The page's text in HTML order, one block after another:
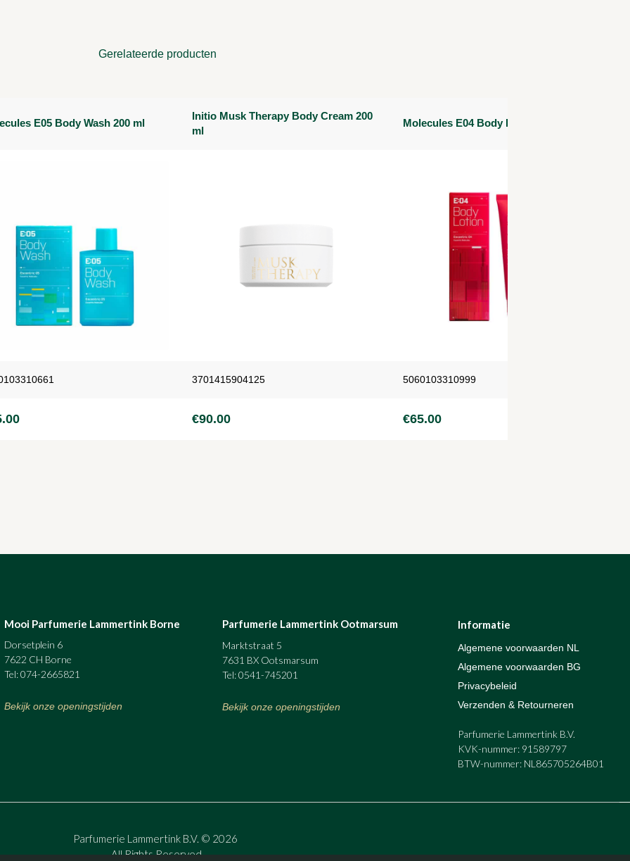
Gerelateerde producten
E05 Body Wash 200 ml
Initio Musk Therapy Body Cream 200
ml
Molecules E04 Body Lotion 200 ml
3701415904125 5060103310999
€90.00 €65.00
Mooi Parfumerie Lammertink Borne
Dorsetplein 6
7622 CH Borne
Tel: 074-2665821
Bekijk onze openingstijden
Parfumerie Lammertink Ootmarsum
Marktstraat 5
7631 BX Ootsmarsum
Tel: 0541-745201
Bekijk onze openingstijden
Informatie
Algemene voorwaarden NL
Algemene voorwaarden BG
Privacybeleid
Verzenden & Retourneren
Parfumerie Lammertink B.V.
KVK-nummer: 91589797
BTW-nummer: NL865705264B01
Parfumerie Lammertink B.V. © 2026
All Rights Reserved.